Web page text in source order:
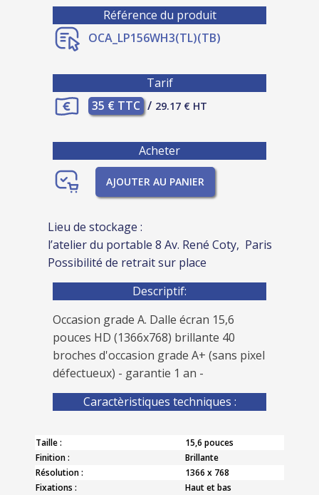
Référence du produit
OCA_LP156WH3(TL)(TB)
Tarif
35 € TTC / 29.17 € HT
Acheter
AJOUTER AU PANIER
Lieu de stockage :
l’atelier du portable 8 Av. René Coty, Paris
Possibilité de retrait sur place
Descriptif:
Occasion grade A. Dalle écran 15,6
pouces HD (1366x768) brillante 40
broches d'occasion grade A+ (sans pixel
défectueux) - garantie 1 an -
Caractèristiques techniques :
Taille :
15,6 pouces
Finition :
Brillante
Résolution :
1366 x 768
Fixations :
Haut et bas